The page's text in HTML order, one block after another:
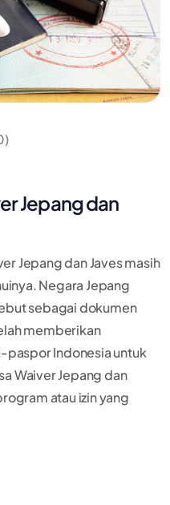
Jepang dan
Jepang dan Javes masih
Negara Jepang
sebagai dokumen
memberikan
Indonesia untuk
Waiver Jepang dan
atau izin yang